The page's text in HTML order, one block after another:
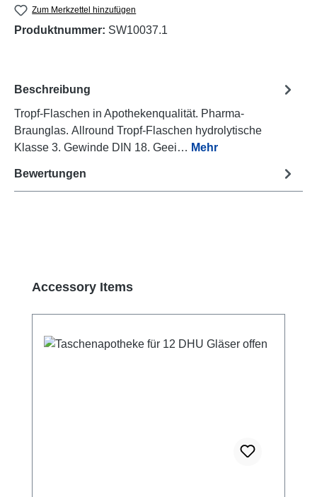
Zum Merkzettel hinzufügen
Produktnummer: SW10037.1
Beschreibung
Tropf-Flaschen in Apothekenqualität. Pharma-
Braunglas. Allround Tropf-Flaschen hydrolytische
Klasse 3. Gewinde DIN 18. Geei… Mehr
Bewertungen
Produktgalerie überspringen
Accessory Items